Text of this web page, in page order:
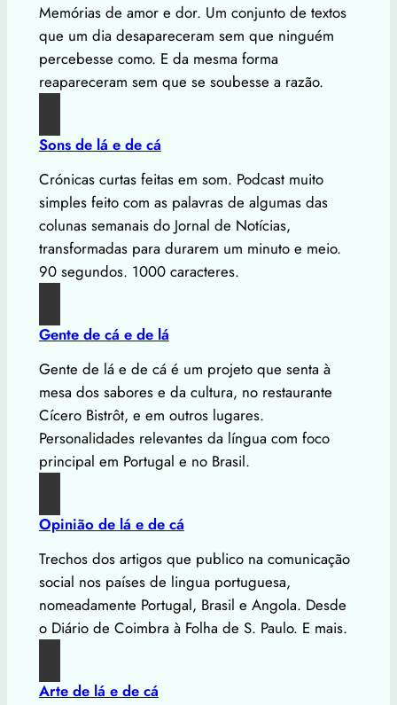
Memórias de amor e dor. Um conjunto de textos
que um dia desapareceram sem que ninguém
percebesse como. E da mesma forma
reapareceram sem que se soubesse a razão.
Sons de lá e de cá
Crónicas curtas feitas em som. Podcast muito
simples feito com as palavras de algumas das
colunas semanais do Jornal de Notícias,
transformadas para durarem um minuto e meio.
90 segundos. 1000 caracteres.
Gente de cá e de lá
Gente de lá e de cá é um projeto que senta à
mesa dos sabores e da cultura, no restaurante
Cícero Bistrôt, e em outros lugares.
Personalidades relevantes da língua com foco
principal em Portugal e no Brasil.
Opinião de lá e de cá
Trechos dos artigos que publico na comunicação
social nos países de lingua portuguesa,
nomeadamente Portugal, Brasil e Angola. Desde
o Diário de Coimbra à Folha de S. Paulo. E mais.
Arte de lá e de cá